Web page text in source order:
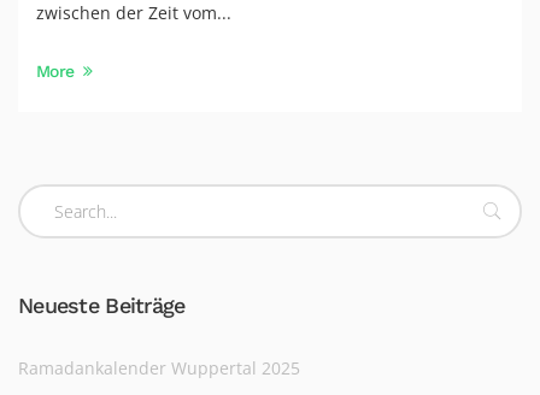
zwischen der Zeit vom...
More
Neueste Beiträge
Ramadankalender Wuppertal 2025